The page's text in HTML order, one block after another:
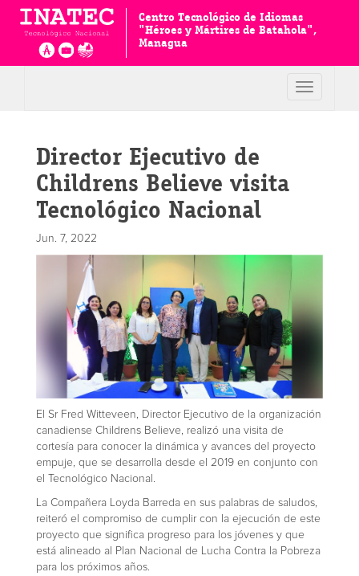
Centro Tecnológico de Idiomas
"Héroes y Mártires de Batahola",
Managua
Toggle
Director Ejecutivo de
Childrens Believe visita
Tecnológico Nacional
Jun. 7, 2022
El Sr Fred Witteveen, Director Ejecutivo de la organización
canadiense Childrens Believe, realizó una visita de
cortesía para conocer la dinámica y avances del proyecto
empuje, que se desarrolla desde el 2019 en conjunto con
el Tecnológico Nacional.
La Compañera Loyda Barreda en sus palabras de saludos,
reiteró el compromiso de cumplir con la ejecución de este
proyecto que significa progreso para los jóvenes y que
está alineado al Plan Nacional de Lucha Contra la Pobreza
para los próximos años.